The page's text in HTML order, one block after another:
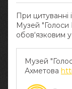
При цитуванні
Музей
обов‘язковим у
Музей
Ахметова